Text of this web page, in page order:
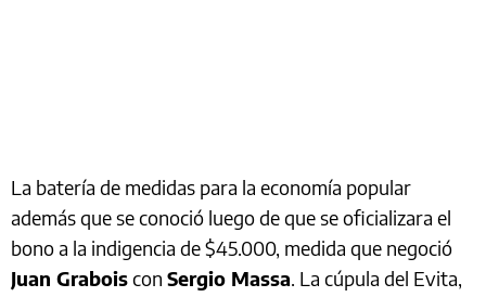
La batería de medidas para la economía popular
además que se conoció luego de que se oficializara el
bono a la indigencia de $45.000, medida que negoció
Juan Graboiscon Sergio Massa. La cúpula del Evita,